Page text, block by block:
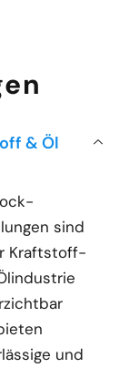
& Öl
sind
Kraftstoff-
und